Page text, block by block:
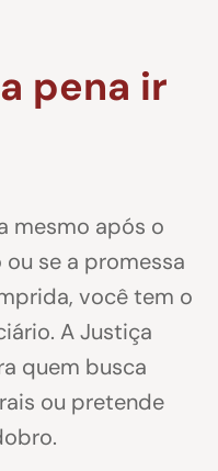
pena ir
mesmo após o
se a promessa
você tem o
A Justiça
quem busca
ou pretende